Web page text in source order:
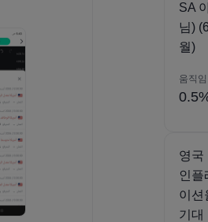
SA
님) (6
월)
움직임
영국
인플
이션
기대